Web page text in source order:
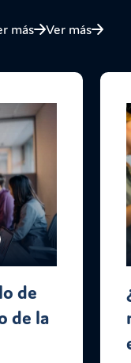
Ver más
más
de
de la